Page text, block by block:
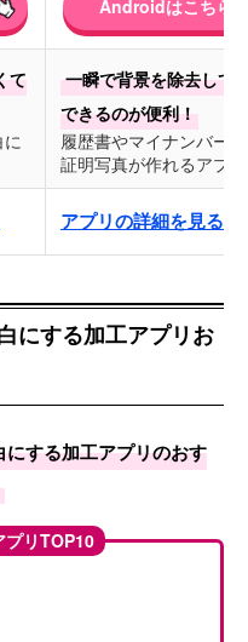
Androidはこちら
て
一瞬で背景を除去して
できるのが便利！
履歴書やマイナンバー
証明写真が作れるアプリ
アプリの詳細を見る▼
にする加工アプリお
する加工アプリのおす
プリTOP10